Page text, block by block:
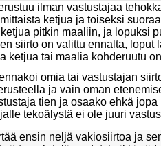
ilman vastustajaa
ketjua ja toiseksi
pitkin maaliin, ja lopuksi
siirto on valittu ennalta,
ketjua tai maalia kohderuutu
omia tai vastustajan
ja vain oman
tien ja osaako ehkä
tekoälystä ei ole juuri
ensin neljä vakiosiirtoa ja